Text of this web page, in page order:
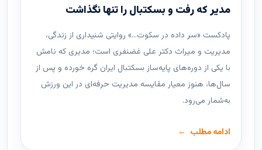
مدیر که رفت و بسکتبال را تنها نگذاشت
پادکست «سر داده در سکوت…» روایتی شنیداری از زندگی،
مدیریت و میراث دکتر علی غضنفری است؛ مدیری که نامش
با یکی از دوره‌های پایه‌ساز بسکتبال ایران گره خورده و پس از
سال‌ها، هنوز معیار مقایسه مدیریت حرفه‌ای در این ورزش
به‌شمار می‌رود.
ادامه مطلب